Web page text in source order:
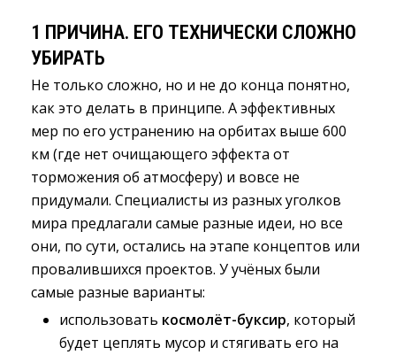
1 ПРИЧИНА. ЕГО ТЕХНИЧЕСКИ СЛОЖНО
УБИРАТЬ
Не только сложно, но и не до конца понятно,
как это делать в принципе. А эффективных
мер по его устранению на орбитах выше 600
км (где нет очищающего эффекта от
торможения об атмосферу) и вовсе не
придумали. Специалисты из разных уголков
мира предлагали самые разные идеи, но все
они, по сути, остались на этапе концептов или
провалившихся проектов. У учёных были
самые разные варианты:
использовать космолёт-буксир, который
будет цеплять мусор и стягивать его на